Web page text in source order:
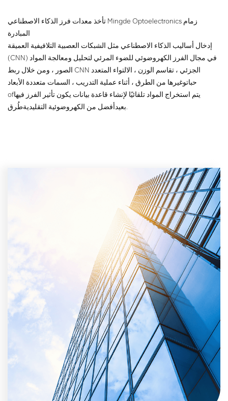
تأخذ معدات فرز الذكاء الاصطناعي Mingde Optoelectronics زمام
المبادرة
إدخال أساليب الذكاء الاصطناعي مثل الشبكات العصبية التلافيفية العميقة
(CNN) في مجال الفرز الكهروضوئي للضوء المرئي لتحليل ومعالجة المواد
الصور ، ومن خلال ربط CNN الجزئي ، تقاسم الوزن ، الالتواء المتعدد
حباتوغيرها من الطرق ، أثناء عملية التدريب ، السمات متعددة الأبعاد
ofيتم استخراج المواد تلقائيًا لإنشاء قاعدة بيانات يكون تأثير الفرز فيها
بعيدأفضل من الكهروضوئية التقليدية